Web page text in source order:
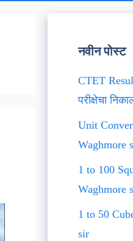
नवीन पोस्ट
CTET
परीक्षेचा
Unit
Waghmore
1 to 100
Waghmore
1 to 50
sir